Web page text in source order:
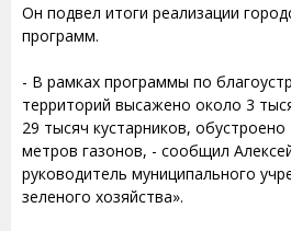
Он подвел итоги реализации
программ.
- В рамках программы по
территорий высажено около 3
29 тысяч кустарников,
метров газонов, - сообщил
руководитель муниципального
зеленого хозяйства».